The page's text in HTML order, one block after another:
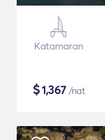
Katamaran
$1,367 /nat